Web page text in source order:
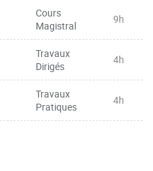
Cours
Magistral
9h
Travaux
Dirigés
4h
Travaux
Pratiques
4h